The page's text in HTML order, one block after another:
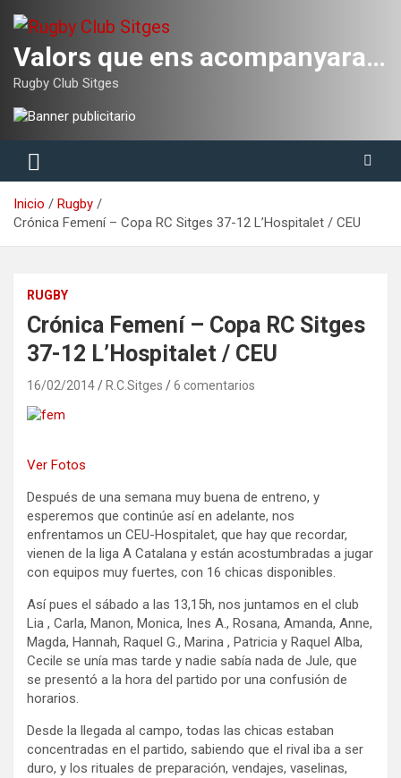
contenido
Valors que ens acompanyaran tota la vida
Rugby Club Sitges
Inicio
Rugby
Crónica Femení – Copa RC Sitges 37-12 L’Hospitalet / CEU
RUGBY
Crónica Femení – Copa RC Sitges
37-12 L’Hospitalet / CEU
16/02/2014 R.C.Sitges 6 comentarios
Ver Fotos
Después de una semana muy buena de entreno, y
esperemos que continúe así en adelante, nos
enfrentamos un CEU-Hospitalet, que hay que recordar,
vienen de la liga A Catalana y están acostumbradas a jugar
con equipos muy fuertes, con 16 chicas disponibles.
Así pues el sábado a las 13,15h, nos juntamos en el club
Lia , Carla, Manon, Monica, Ines A., Rosana, Amanda, Anne,
Magda, Hannah, Raquel G., Marina , Patricia y Raquel Alba,
Cecile se unía mas tarde y nadie sabía nada de Jule, que
se presentó a la hora del partido por una confusión de
horarios.
Desde la llegada al campo, todas las chicas estaban
concentradas en el partido, sabiendo que el rival iba a ser
duro, y los rituales de preparación, vendajes, vaselinas,